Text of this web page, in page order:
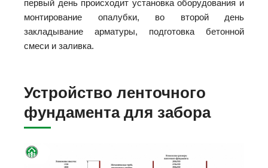
первый день происходит установка оборудования и
монтирование опалубки, во второй день
закладывание арматуры, подготовка бетонной
смеси и заливка.
Устройство ленточного
фундамента для забора